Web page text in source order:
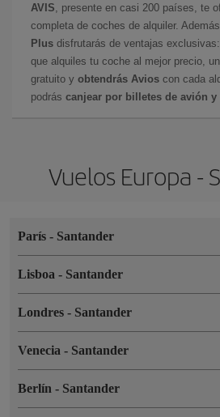
AVIS , presente en casi 200 países, te
completa de coches de alquiler.
Plus disfrutarás de ventajas
que alquiles tu coche al mejor precio,
gratuito y obtendrás Avios con cada
podrás canjear por billetes de avión y
Vuelos Europa -
París - Santander
Lisboa - Santander
Londres - Santander
Venecia - Santander
Berlín - Santander